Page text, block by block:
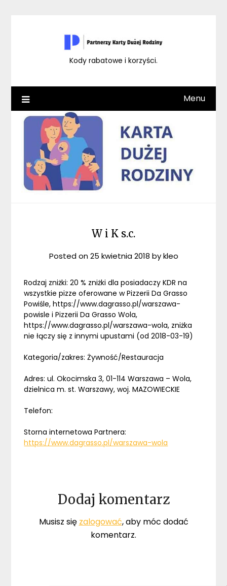
Kody rabatowe i korzyści.
Menu
W i K s.c.
Posted on25 kwietnia 2018 bykleo
Rodzaj zniżki: 20 % zniżki dla posiadaczy KDR na
wszystkie pizze oferowane w Pizzerii Da Grasso
Powiśle, https://www.dagrasso.pl/warszawa-
powisle i Pizzerii Da Grasso Wola,
https://www.dagrasso.pl/warszawa-wola, zniżka
nie łączy się z innymi upustami (od 2018-03-19)
Kategoria/zakres: Żywność/Restauracja
Adres: ul. Okocimska 3, 01-114 Warszawa – Wola,
dzielnica m. st. Warszawy, woj. MAZOWIECKIE
Telefon:
Storna internetowa Partnera:
https://www.dagrasso.pl/warszawa-wola
Dodaj komentarz
Musisz się zalogować, aby móc dodać
komentarz.